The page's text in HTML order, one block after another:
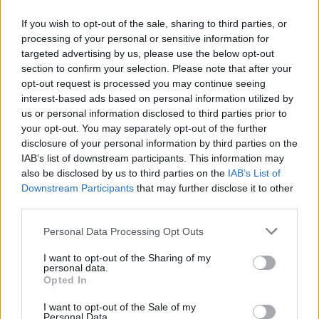
If you wish to opt-out of the sale, sharing to third parties, or
processing of your personal or sensitive information for
targeted advertising by us, please use the below opt-out
section to confirm your selection. Please note that after your
opt-out request is processed you may continue seeing
interest-based ads based on personal information utilized by
us or personal information disclosed to third parties prior to
your opt-out. You may separately opt-out of the further
disclosure of your personal information by third parties on the
IAB’s list of downstream participants. This information may
also be disclosed by us to third parties on the IAB’s List of
Downstream Participants that may further disclose it to other
Personal Data Processing Opt Outs
I want to opt-out of the Sharing of my
personal data.
Opted In
I want to opt-out of the Sale of my
hasta parecerse al de Alaska”
El AMOC es un subsistema capaz de cambiar a un
estado irreversible, por lo que conforma uno de los
elementos de inflexión más importantes en el clima
de la Tierra. Su posible colapso es motivo de gran
preocupación, ya que tendría graves repercusiones
en el ecosistema del Atlántico norte y, por
extensión, en todo el planeta.
El declive de este sistema de flujos "podría alterar
el clima de Europa occidental hasta parecerse al
de Alaska", destaca a SINC Susanne Ditlevsen, de la